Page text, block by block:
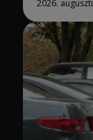
2026.